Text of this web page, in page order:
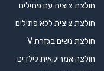
חולצת ציצית עם פתילים
חולצת ציצית ללא פתילים
חולצת נשים בגזרת V
חולצה אמריקאית לילדים